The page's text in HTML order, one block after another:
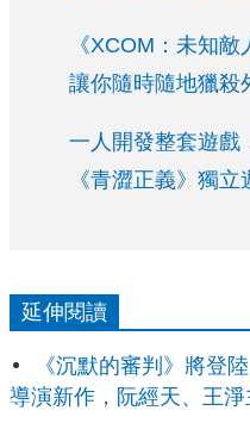
《XCOM：未知
讓你隨時隨地獵殺
一人開發整套遊戲
《青澀正義》獨
延伸閱讀
《沉默的審判》將登
導演新作，阮經天、王淨